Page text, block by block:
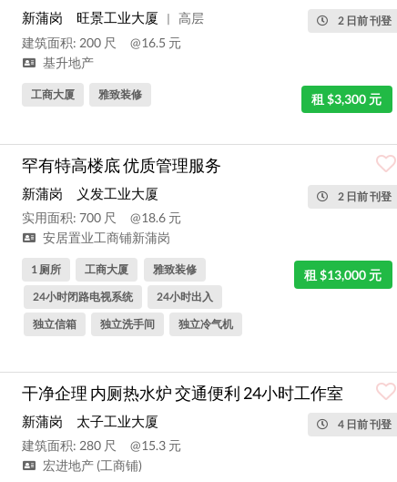
2 日前 刊登
新蒲岗 旺景工业大厦 |
高层
建筑面积: 200 尺
@16.5 元
基升地产
租 $3,300 元
工商大厦 雅致装修
罕有特高楼底 优质管理服务
2 日前 刊登
新蒲岗 义发工业大厦
实用面积: 700 尺
@18.6 元
安居置业工商铺新蒲岗
租 $13,000 元
1 厕所 工商大厦
雅致装修
24小时闭路电视系统
24小时出入
独立信箱
独立洗手间 独立冷气机
干净企理 内厕热水炉 交通便利 24小时工作室
4 日前 刊登
新蒲岗 太子工业大厦
建筑面积: 280 尺
@15.3 元
宏进地产 (工商铺)